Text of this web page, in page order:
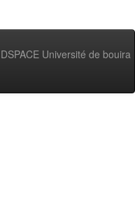
DSPACE Université de bouira